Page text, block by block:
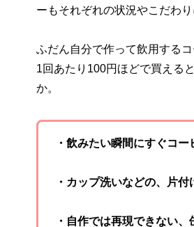
ーもそれぞれの状況やこだわ
ふだん自分で作って飲用する
1回あたり100円ほどで買える
か。
・飲みたい瞬間にすぐコー
・カップ洗いなどの、片付
・自作では再現できない